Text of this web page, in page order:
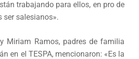
trabajando para ellos, en pro de
ser salesianos».
Miriam Ramos, padres de familia
en el TESPA, mencionaron: «Es la